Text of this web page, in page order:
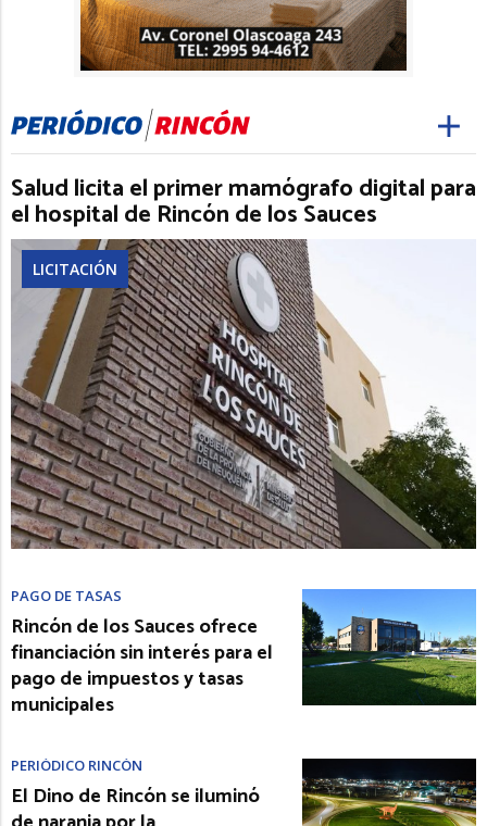
Salud licita el primer mamógrafo digital para
el hospital de Rincón de los Sauces
LICITACIÓN
PAGO DE TASAS
Rincón de los Sauces ofrece
financiación sin interés para el
pago de impuestos y tasas
municipales
PERIÓDICO RINCÓN
El Dino de Rincón se iluminó